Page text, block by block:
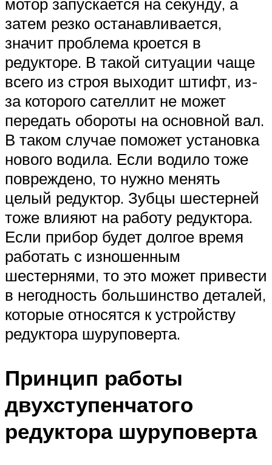
затем резко останавливается,
значит проблема кроется в
редукторе. В такой ситуации чаще
всего из строя выходит штифт, из-
за которого сателлит не может
передать обороты на основной вал.
В таком случае поможет установка
нового водила. Если водило тоже
повреждено, то нужно менять
целый редуктор. Зубцы шестерней
тоже влияют на работу редуктора.
Если прибор будет долгое время
работать с изношенным
шестернями, то это может привести
в негодность большинство деталей,
которые относятся к устройству
редуктора шуруповерта.
Принцип работы
двухступенчатого
редуктора шуруповерта